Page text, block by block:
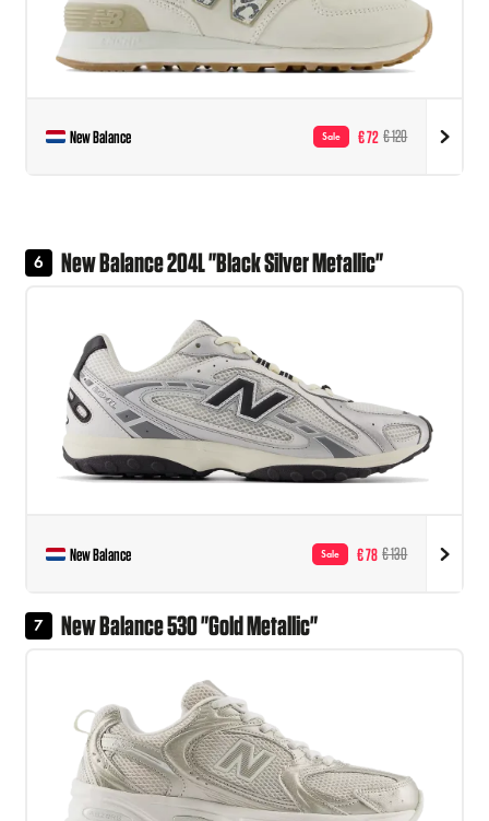
New Balance Sale € 72 € 120
6 New Balance 204L "Black Silver Metallic"
New Balance Sale € 78 € 130
7 New Balance 530 "Gold Metallic"